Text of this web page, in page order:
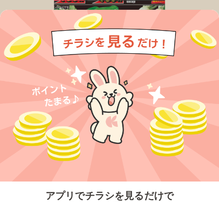
アプリでチラシを見るだけで